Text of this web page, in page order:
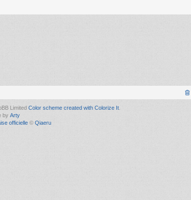
Limited Color scheme created with Colorize It
by Arty
officielle © Qiaeru